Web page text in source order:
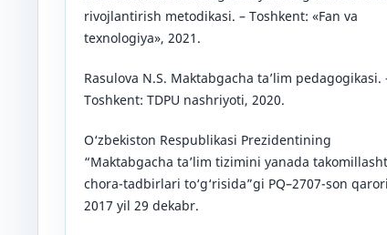
rivojlantirish metodikasi. – Toshkent: «Fan va
texnologiya», 2021.
Rasulova N.S. Maktabgacha ta’lim pedagogikasi.
Toshkent: TDPU nashriyoti, 2020.
O‘zbekiston Respublikasi Prezidentining
“Maktabgacha ta’lim tizimini yanada
chora-tadbirlari to‘g‘risida”gi PQ–2707-son
2017 yil 29 dekabr.